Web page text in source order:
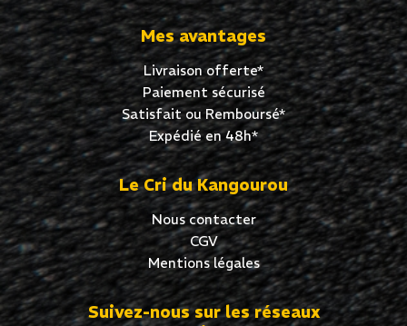
Mes avantages
Livraison offerte*
Paiement sécurisé
Satisfait ou Remboursé*
Expédié en 48h*
Le Cri du Kangourou
Nous contacter
CGV
Mentions légales
Suivez-nous sur les réseaux